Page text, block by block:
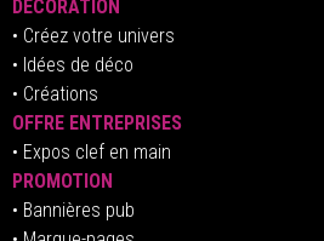
DÉCORATION
• Créez votre univers
• Idées de déco
• Créations
OFFRE ENTREPRISES
• Expos clef en main
PROMOTION
• Bannières pub